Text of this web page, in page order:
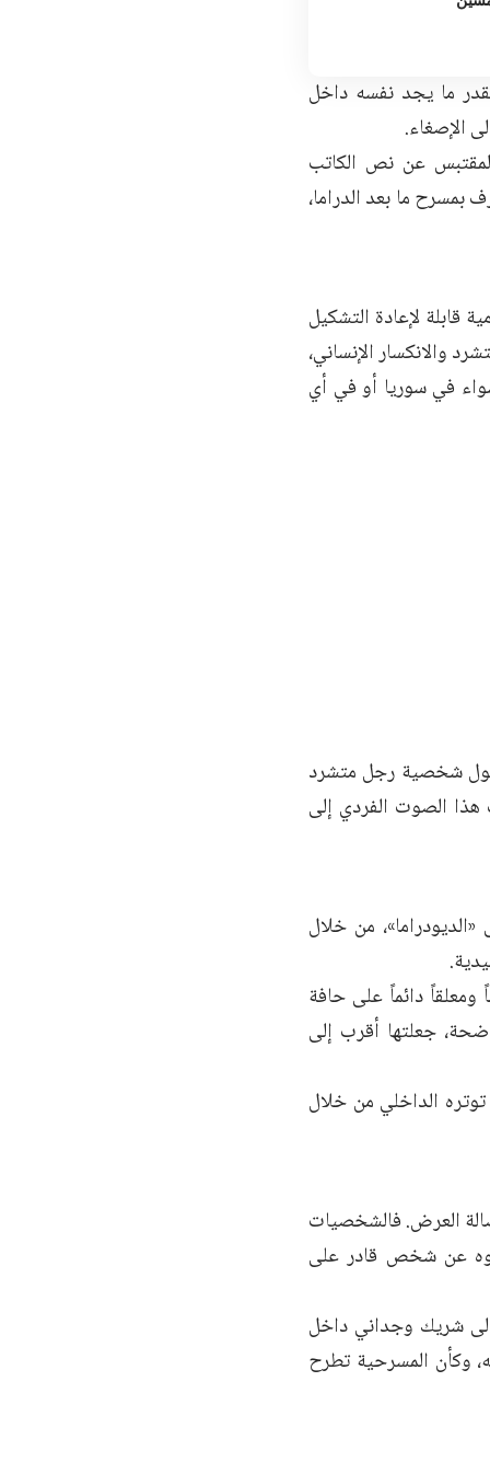
ما يجد نفسه داخل
الإصغاء.
عن نص الكاتب
بمسرح ما بعد الدراما،
قابلة لإعادة التشكيل
والانكسار الإنساني،
في سوريا أو في أي
حول شخصية رجل متشرد
الصوت الفردي إلى
من خلال
دائماً على حافة
جعلتها أقرب إلى
الداخلي من خلال
العرض. فالشخصيات
عن شخص قادر على
شريك وجداني داخل
وكأن المسرحية تطرح